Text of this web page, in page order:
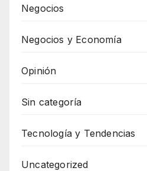
Negocios
Negocios y Economía
Opinión
Sin categoría
Tecnología y Tendencias
Uncategorized